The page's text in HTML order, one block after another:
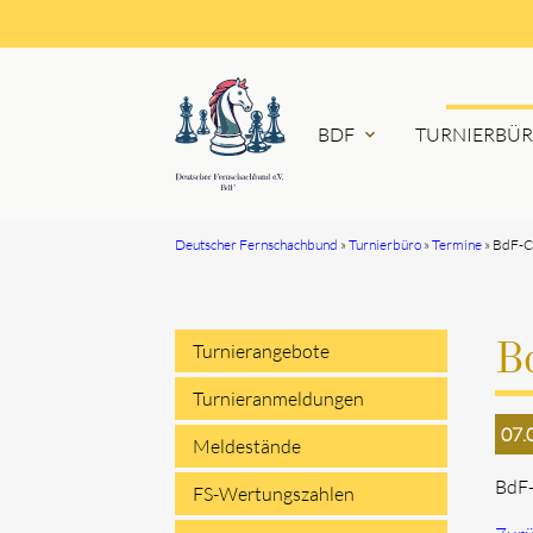
BDF expand_more
Deutscher Fernschachbund Turnierbüro Termine BdF-
Navigation
überspringen
Turnierangebote
Turnieranmeldungen
Meldestände
FS-Wertungszahlen